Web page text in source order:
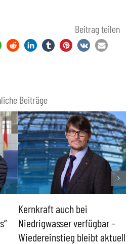
Beitrag teilen
Beiträge
Kernkraft auch bei
Niedrigwasser verfügbar –
Wiedereinstieg bleibt aktuell